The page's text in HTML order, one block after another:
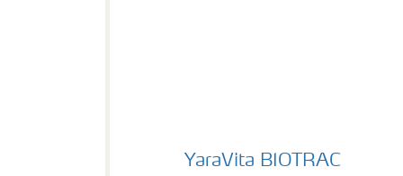
YaraVita BIOTRAC